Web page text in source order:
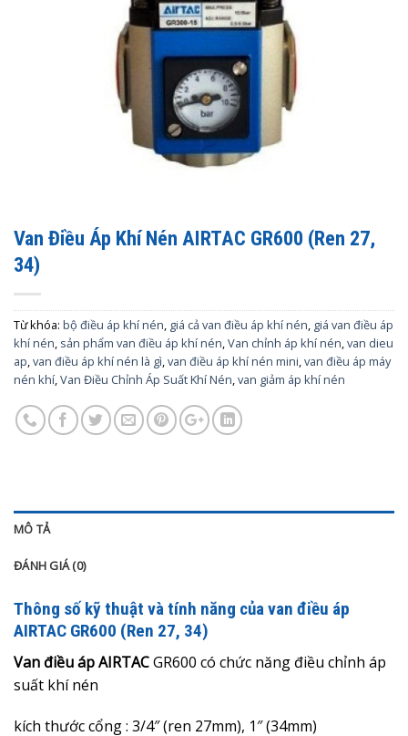
Van Điều Áp Khí Nén AIRTAC GR600 (Ren 27,
34)
Từ khóa: bộ điều áp khí nén, giá cả van điều áp khí nén, giá van điều áp
khí nén, sản phẩm van điều áp khí nén,Van chỉnh áp khí nén,van dieu
ap,van điều áp khí nén là gì,van điều áp khí nén mini,van điều áp máy
nén khí,Van Điều Chỉnh Áp Suất Khí Nén,van giảm áp khí nén
MÔ TẢ
ĐÁNH GIÁ (0)
Thông số kỹ thuật và tính năng của van điều áp
AIRTAC GR600 (Ren 27, 34)
Van điều áp AIRTACGR600 có chức năng điều chỉnh áp
suất khí nén
kích thước cổng : 3/4″ (ren 27mm), 1″ (34mm)